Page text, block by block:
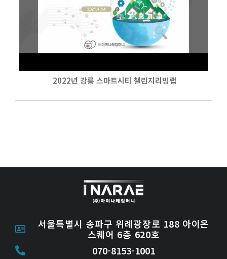
2022년 강릉 스마트시티 챌린지리빙랩
서울특별시 송파구 위례광장로 188 아이온
스퀘어 6층 620호
070-8153-1001